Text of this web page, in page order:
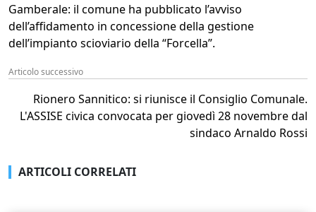
Gamberale: il comune ha pubblicato l’avviso
dell’affidamento in concessione della gestione
dell’impianto scioviario della “Forcella”.
Articolo successivo
Rionero Sannitico: si riunisce il Consiglio Comunale.
L'ASSISE civica convocata per giovedì 28 novembre dal
sindaco Arnaldo Rossi
ARTICOLI CORRELATI